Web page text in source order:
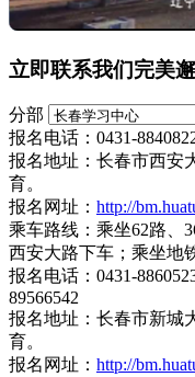
立即联系我们完美
分部
报名电话：0431-
报名地址：长春市西安
育。
报名网址： http://
乘车路线：乘坐62路、
西安大路下车；乘坐地
报名电话：0431-
89566542
报名地址：长春市新城
育。
报名网址： http://